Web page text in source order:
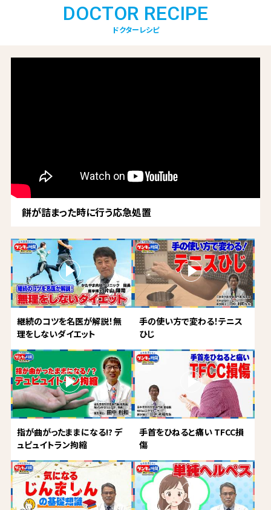
DOCTOR RECIPE
ドクターレシピ
餅が詰まった時に行う応急処置
継続のコツを名医が解説！無
理をしないダイエット
手の使い方で変わる！テニス
ひじ
指が曲がったままになる!? デ
ュピュイトラン拘縮
手首をひねると痛い TFCC損
傷